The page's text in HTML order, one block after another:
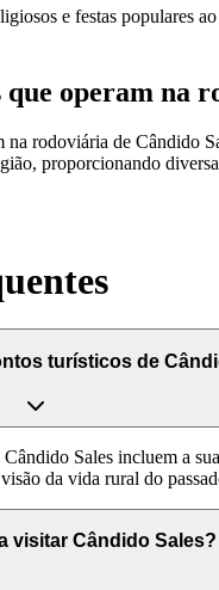
e festas populares
operam na
rodoviária de Cândido
proporcionando
turísticos de
Sales incluem a
da vida rural do
visitar Cândido Sales?